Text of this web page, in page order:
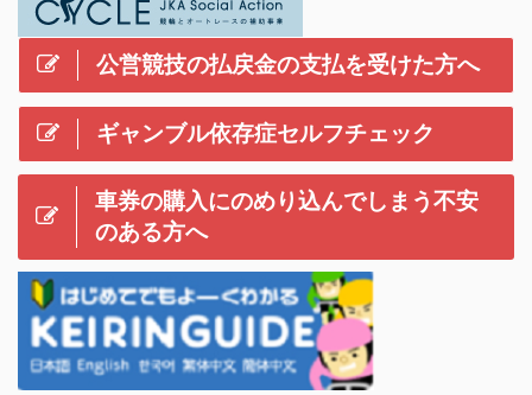
公営競技の払戻金の支払を受けた方へ
ギャンブル依存症セルフチェック
車券の購入にのめり込んでしまう不安
のある方へ